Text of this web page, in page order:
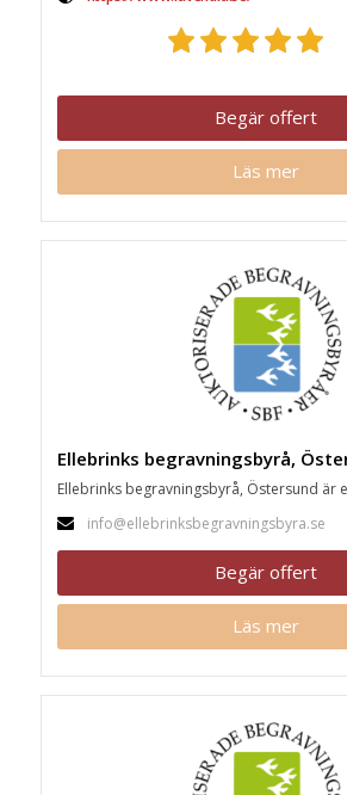
Begär offert
Läs mer
Ellebrinks begravningsbyrå,
Ellebrinks begravningsbyrå, Östersund är
info@ellebrinksbegravningsbyra.se
Begär offert
Läs mer